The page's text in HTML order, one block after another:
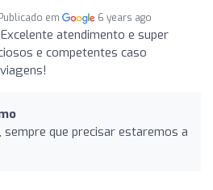
Publicado em 6 years ago
Excelente atendimento e super
e competentes caso
sempre que precisar estaremos a